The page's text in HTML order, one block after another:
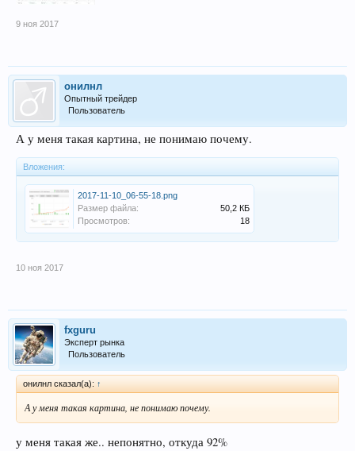
9 ноя 2017
онилнл
Опытный трейдер
Пользователь
А у меня такая картина, не понимаю почему.
Вложения:
2017-11-10_06-55-18.png
Размер файла:
50,2 КБ
Просмотров:
18
10 ноя 2017
fxguru
Эксперт рынка
Пользователь
онилнл сказал(а): ↑
А у меня такая картина, не понимаю почему.
у меня такая же.. непонятно, откуда 92%